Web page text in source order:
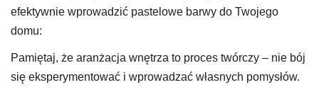
efektywnie wprowadzić pastelowe barwy do Twojego
domu:
Pamiętaj, że aranżacja wnętrza to proces twórczy – nie bój
się eksperymentować i wprowadzać własnych pomysłów.